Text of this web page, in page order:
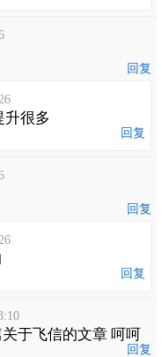
回复
升很多
回复
回复
回复
于飞信的文章 呵呵
回复